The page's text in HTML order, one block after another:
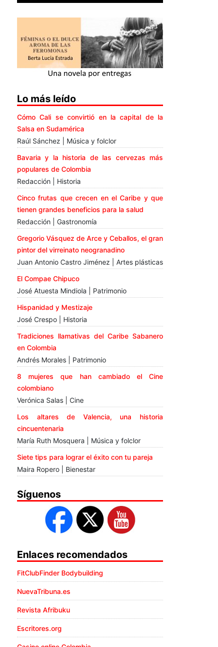
Lo más leído
Cómo Cali se convirtió en la capital de la
Salsa en Sudamérica
Raúl Sánchez | Música y folclor
Bavaria y la historia de las cervezas más
populares de Colombia
Redacción | Historia
Cinco frutas que crecen en el Caribe y que
tienen grandes beneficios para la salud
Redacción | Gastronomía
Gregorio Vásquez de Arce y Ceballos, el gran
pintor del virreinato neogranadino
Juan Antonio Castro Jiménez | Artes plásticas
El Compae Chipuco
José Atuesta Mindiola | Patrimonio
Hispanidad y Mestizaje
José Crespo | Historia
Tradiciones llamativas del Caribe Sabanero
en Colombia
Andrés Morales | Patrimonio
8 mujeres que han cambiado el Cine
colombiano
Verónica Salas | Cine
Los altares de Valencia, una historia
cincuentenaria
María Ruth Mosquera | Música y folclor
Siete tips para lograr el éxito con tu pareja
Maira Ropero | Bienestar
Síguenos
Enlaces recomendados
FitClubFinder Bodybuilding
NuevaTribuna.es
Revista Afribuku
Escritores.org